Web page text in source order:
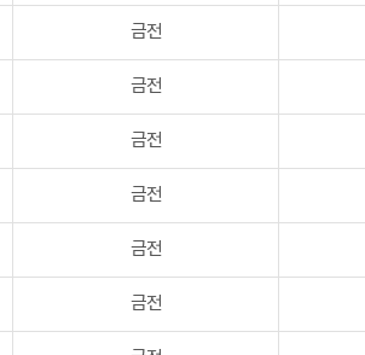
금전
금전
금전
금전
금전
금전